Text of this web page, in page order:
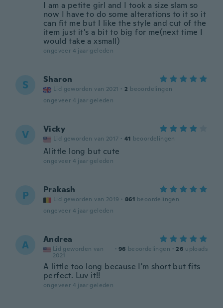
I am a petite girl and I took a size slam so
now I have to do some alterations to it so it
can fit me but I like the style and cut of the
item just it's a bit to big for me(next time I
would take a xsmall)
ongeveer 4 jaar geleden
S Sharon
Lid geworden van 2021 · 2 beoordelingen
ongeveer 4 jaar geleden
V Vicky
Lid geworden van 2017 · 41 beoordelingen
Alittle long but cute
ongeveer 4 jaar geleden
P Prakash
Lid geworden van 2019 · 861 beoordelingen
ongeveer 4 jaar geleden
A Andrea
Lid geworden van
2021
· 96 beoordelingen · 26 uploads
A little too long because I'm short but fits
perfect. Luv it!!
ongeveer 4 jaar geleden